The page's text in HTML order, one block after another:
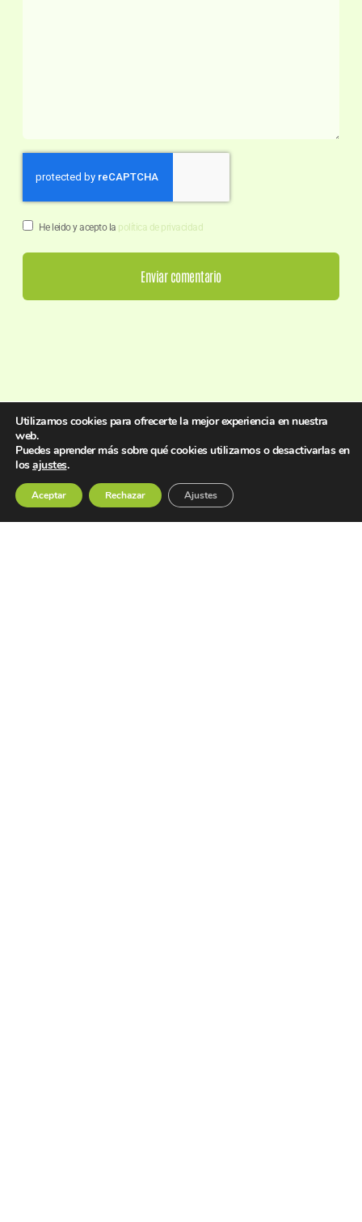
He leido y acepto la política de privacidad
Enviar comentario
Utilizamos cookies para ofrecerte la mejor experiencia en nuestra
web.
Puedes aprender más sobre qué cookies utilizamos o desactivarlas en
losajustes.
Aceptar Rechazar Ajustes